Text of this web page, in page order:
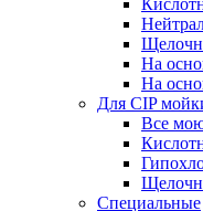
На
На
Для CIP
Все
Специальные